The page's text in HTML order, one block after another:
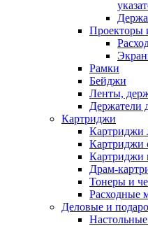
Проекторы
Рамки
Бейджи
Ленты,
Держатели
Картриджи
Картриджи
Картриджи
Картриджи
Драм-
Тонеры и
Расходные
Деловые и